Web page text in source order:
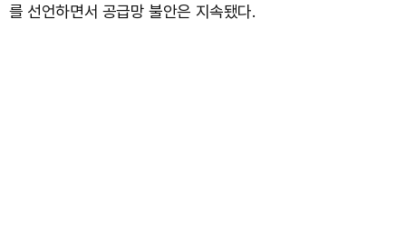
를 선언하면서 공급망 불안은 지속됐다.